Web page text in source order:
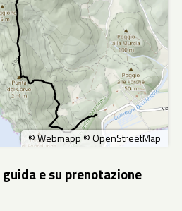
©Webmapp©OpenStreetMap
e su prenotazione